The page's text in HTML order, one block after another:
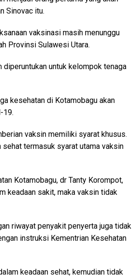
Sinovac itu.
vaksinasi masih menunggu
Provinsi Sulawesi Utara.
diperuntukan untuk kelompok tenaga
kesehatan di Kotamobagu akan
19.
vaksin memiliki syarat khusus.
sehat termasuk syarat utama vaksin
Kotamobagu, dr Tanty Korompot,
keadaan sakit, maka vaksin tidak
riwayat penyakit penyerta juga tidak
instruksi Kementrian Kesehatan
keadaan sehat, kemudian tidak